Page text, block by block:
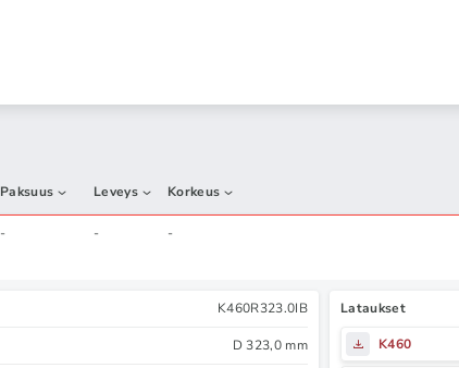
Paksuus Leveys Korkeus
- - -
K460R323.0IB
D 323,0 mm
Lataukset
K460